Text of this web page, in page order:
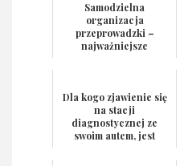
Samodzielna
organizacja
przeprowadzki –
najważniejsze
Dla kogo zjawienie się
na stacji
diagnostycznej ze
swoim autem, jest